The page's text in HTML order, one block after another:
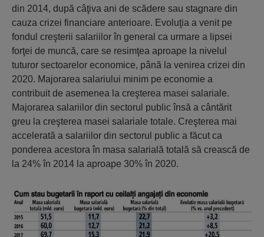
din 2014, după câţiva ani de scădere sau stagnare din
cauza crizei financiare anterioare. Evoluţia a venit pe
fondul creşterii salariilor în general ca urmare a lipsei
forţei de muncă, care se resimţea aproape la nivelul
tuturor sectoarelor economice, până la venirea crizei din
2020. Majorarea salariului minim pe economie a
contribuit de asemenea la creşterea masei salariale.
Majorarea salariilor din sectorul public însă a cântărit
greu la creşterea masei salariale totale. Creşterea mai
accelerată a salariilor din sectorul public a făcut ca
ponderea acestora în masa salarială totală să crească de
la 24% în 2014 la aproape 30% în 2020.